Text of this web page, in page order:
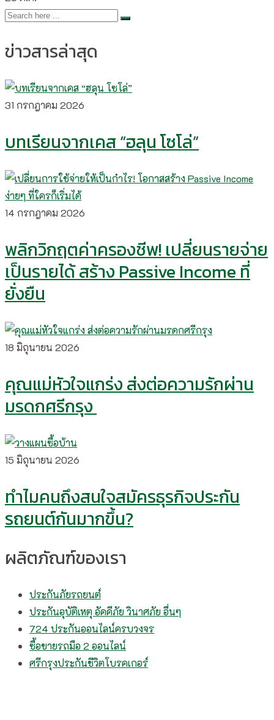
ข่าวสารล่าสุด
31 กรกฎาคม 2026
บทเรียนจากเคส “ฮลุน โซโล่”
14 กรกฎาคม 2026
พลิกวิกฤตค่าครองชีพ! เปลี่ยนรายจ่าย
เป็นรายได้ สร้าง Passive Income ที่
ยั่งยืน
18 มิถุนายน 2026
คุณแม่หัวใจแกร่ง ส่งต่อความรักผ่าน
มรดกศรีกรุง
15 มิถุนายน 2026
ทำไมคนถึงสนใจสมัครธุรกิจประกัน
รถยนต์กันมากขึ้น?
ผลิตภัณฑ์ของเรา
ประกันภัยรถยนต์
ประกันอุบัติเหตุ อัคคีภัย วินาศภัย อื่นๆ
724 ประกันออนไลน์ครบวงจร
ซื้อขายรถมือ 2 ออนไลน์
ศรีกรุงประกันชีวิตโบรคเกอร์